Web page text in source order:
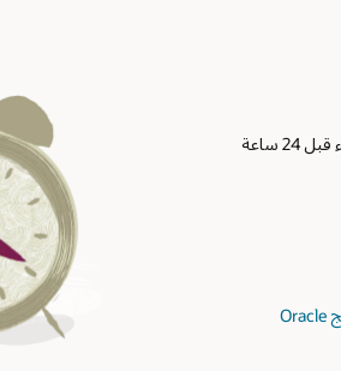
إذا كنت بحاجة إلى إلغاء الامتحان الخاص بك، فيجب إلغاءه فيما لا يقل عن 24 ساعة قبل موعدك. إذا فشلت في الإلغاء قبل 24 ساعة
إرشادات برنامج Oracle